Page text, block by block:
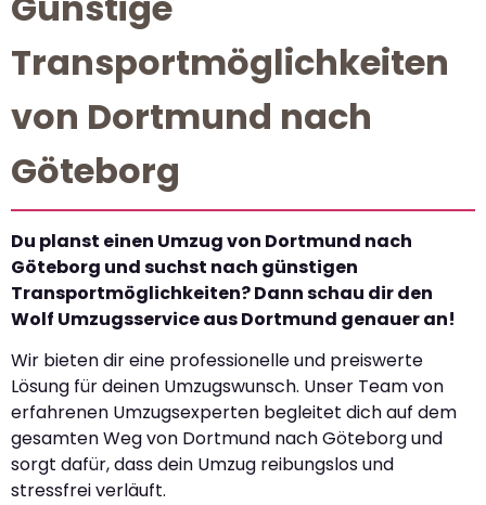
Transportmöglichkeiten
von Dortmund nach
Göteborg
Du planst einen Umzug von Dortmund nach
Göteborg und suchst nach günstigen
Transportmöglichkeiten? Dann schau dir den
Wolf Umzugsservice aus Dortmund genauer an!
Wir bieten dir eine professionelle und preiswerte
Lösung für deinen Umzugswunsch. Unser Team von
erfahrenen Umzugsexperten begleitet dich auf dem
gesamten Weg von Dortmund nach Göteborg und
sorgt dafür, dass dein Umzug reibungslos und
stressfrei verläuft.